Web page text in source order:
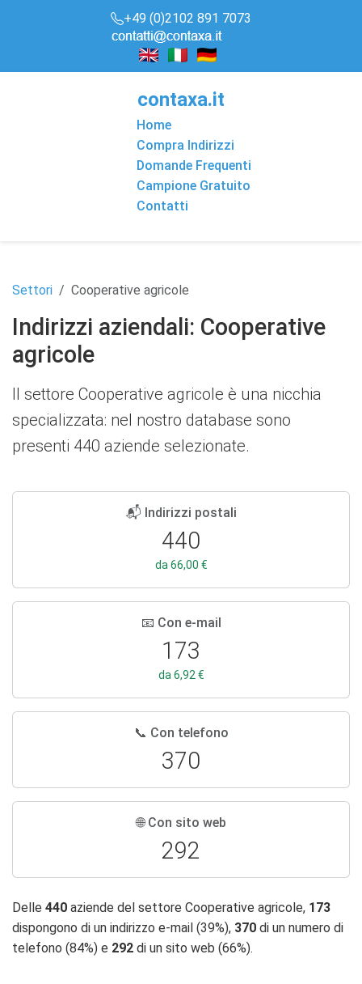
+49 (0)2102 891 7073
contaxa.it
Home
Compra Indirizzi
Domande Frequenti
Campione Gratuito
Contatti
Settori Cooperative agricole
Indirizzi aziendali: Cooperative
agricole
Il settore Cooperative agricole è una nicchia
specializzata: nel nostro database sono
presenti 440 aziende selezionate.
📬 Indirizzi postali
440
da 66,00 €
📧 Con e-mail
173
da 6,92 €
📞 Con telefono
370
🌐 Con sito web
292
Delle 440 aziende del settore Cooperative agricole, 173
dispongono di un indirizzo e-mail (39%), 370 di un numero di
telefono (84%) e 292 di un sito web (66%).